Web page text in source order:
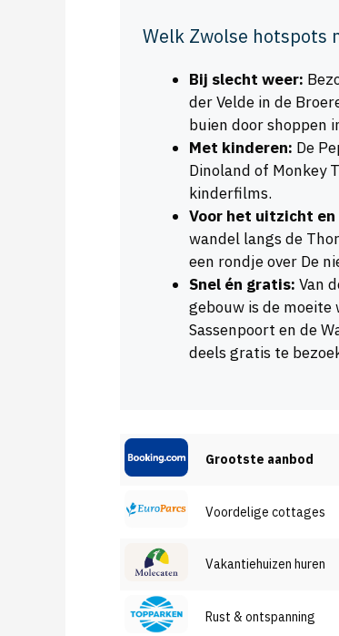
Welk Zwolse hotspots
Bij slecht weer:
der Velde in de
buien door shoppen
Met kinderen: De
Dinoland of Monkey
kinderfilms.
Voor het uitzicht en
wandel langs de
een rondje over De
Snel én gratis: Van
gebouw is de moeite
Sassenpoort en de
deels gratis te
Grootste aanbod
Voordelige cottages
Vakantiehuizen huren
Rust & ontspanning